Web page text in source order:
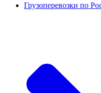
Грузоперевозки по